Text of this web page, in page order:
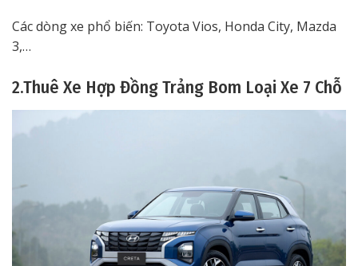
Các dòng xe phổ biến: Toyota Vios, Honda City, Mazda
3,…
2.Thuê Xe Hợp Đồng Trảng Bom Loại Xe 7 Chỗ